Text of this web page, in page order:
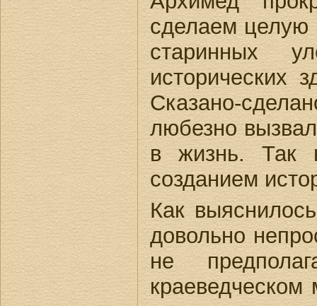
сделаем целую
старинных
исторических
Сказано-
любезно
в жизнь. Так
созданием
Как
довольно
не
краеведческом